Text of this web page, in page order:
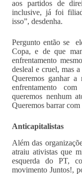
aos partidos de
inclusive, já foi
isso”, desdenha.
Pergunto então se
Copa, e de que
enfrentamento
desleal e cruel, mas
Queremos ganhar
enfrentamento
queremos nenhum
Queremos barrar
Anticapitalistas
Além das
atraiu ativistas que
esquerda do PT,
movimento Juntos!,